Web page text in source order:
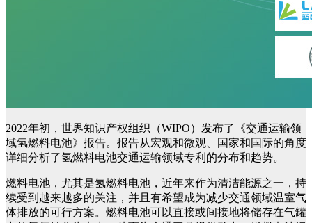
2022年初，世界知识产权组织（WIPO）发布了《交通运输领
域氢燃料电池》报告。报告从宏观和微观、国家和国际的角度
详细分析了氢燃料电池交通运输领域专利的分布和趋势。
燃料电池，尤其是氢燃料电池，近年来作为清洁能源之一，持
续受到越来越多的关注，并且有希望成为减少交通领域温室气
体排放的可行方案。燃料电池可以直接或间接地将储存在气罐